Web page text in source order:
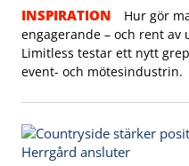
INSPIRATION
Hur gör
engagerande – och rent av
Limitless testar ett nytt
event- och mötesindustrin.